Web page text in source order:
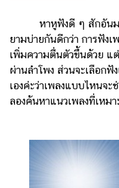
หาหูฟังดี ๆ สักอันมาค
ยามบ่ายกันดีกว่า การฟังเ
เพิ่มความตื่นตัวขึ้นด้วย แ
ผ่านลำโพง ส่วนจะเลือก
เองค่ะว่าเพลงแบบไหนจ
ลองค้นหาแนวเพลงที่เหมา